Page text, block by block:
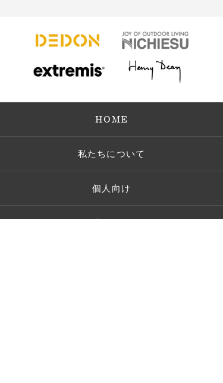
HOME
私たちについて
個人向け
法人向け